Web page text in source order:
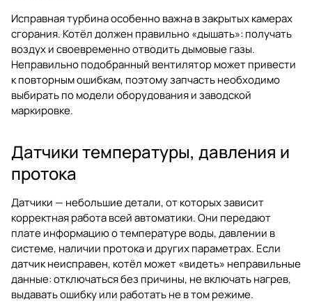
Исправная турбина особенно важна в закрытых камерах
сгорания. Котёл должен правильно «дышать»: получать
воздух и своевременно отводить дымовые газы.
Неправильно подобранный вентилятор может привести
к повторным ошибкам, поэтому запчасть необходимо
выбирать по модели оборудования и заводской
маркировке.
Датчики температуры, давления и
протока
Датчики — небольшие детали, от которых зависит
корректная работа всей автоматики. Они передают
плате информацию о температуре воды, давлении в
системе, наличии протока и других параметрах. Если
датчик неисправен, котёл может «видеть» неправильные
данные: отключаться без причины, не включать нагрев,
выдавать ошибку или работать не в том режиме.